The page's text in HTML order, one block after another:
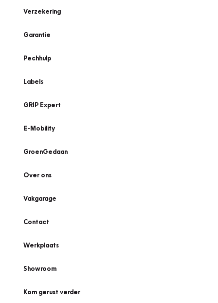
Verzekering
Garantie
Pechhulp
Labels
GRIP Expert
E-Mobility
GroenGedaan
Over ons
Vakgarage
Contact
Werkplaats
Showroom
Kom gerust verder